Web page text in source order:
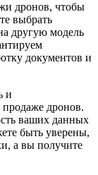
дронов, чтобы
выбрать
другую модель
документов и
и
дронов.
ваших данных
быть уверены,
а вы получите